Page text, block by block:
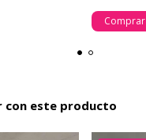
Comprar
con este producto